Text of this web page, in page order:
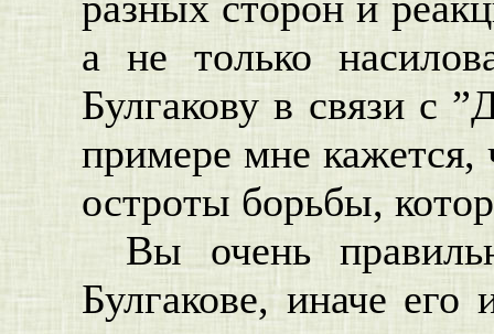
а не только
Булгакову в связи с
примере мне кажется,
остроты борьбы,
Вы очень
Булгакове, иначе его